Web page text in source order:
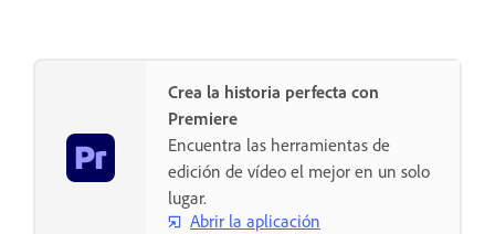
Crea la historia perfecta con
Premiere
Encuentra las herramientas de
edición de vídeo el mejor en un solo
lugar.
Abrir la aplicación